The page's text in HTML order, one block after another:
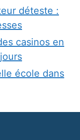
déteste :
casinos en
école dans